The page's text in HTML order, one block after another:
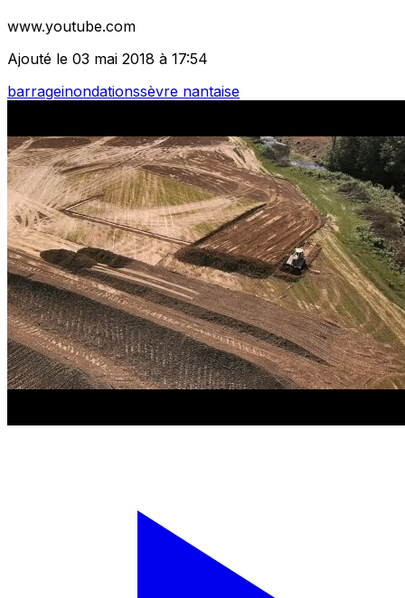
www.youtube.com
Ajouté le 03 mai 2018 à 17:54
barrageinondationssèvre nantaise